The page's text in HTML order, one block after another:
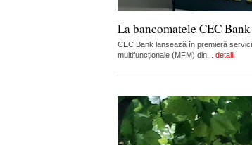
La bancomatele CEC
CEC Bank lansează în premieră
multifuncționale (MFM) din... detalii